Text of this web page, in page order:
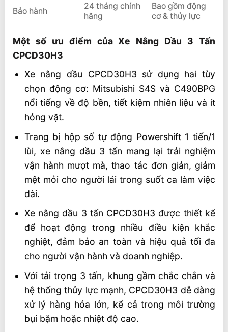
Bảo hành
24 tháng chính
hãng
Bao gồm động
cơ & thủy lực
Một số ưu điểm của Xe Nâng Dầu 3 Tấn
CPCD30H3
Xe nâng dầu CPCD30H3 sử dụng hai tùy
chọn động cơ: Mitsubishi S4S và C490BPG
nổi tiếng về độ bền, tiết kiệm nhiên liệu và ít
hỏng vặt.
Trang bị hộp số tự động Powershift 1 tiến/1
lùi, xe nâng dầu 3 tấn mang lại trải nghiệm
vận hành mượt mà, thao tác đơn giản, giảm
mệt mỏi cho người lái trong suốt ca làm việc
dài.
Xe nâng dầu 3 tấn CPCD30H3 được thiết kế
để hoạt động trong nhiều điều kiện khắc
nghiệt, đảm bảo an toàn và hiệu quả tối đa
cho người vận hành và doanh nghiệp.
Với tải trọng 3 tấn, khung gầm chắc chắn và
hệ thống thủy lực mạnh, CPCD30H3 dễ dàng
xử lý hàng hóa lớn, kể cả trong môi trường
bụi bặm hoặc nhiệt độ cao.